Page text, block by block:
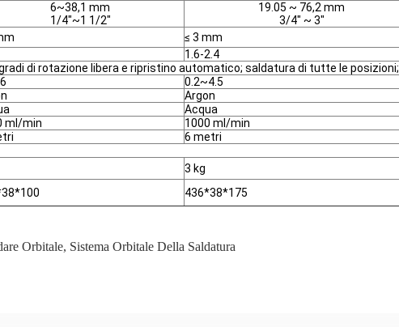
6~38,1 mm
1/4"~1 1/2"
19.05 ~ 76,2 mm
3/4" ~ 3"
≤ 3 mm
1.6-2.4
di rotazione libera e ripristino automatico; saldatura di tutte le posizioni;
0.2~4.5
Argon
Acqua
ml/min 1000 ml/min
6 metri
3 kg
436*38*175
Orbitale, Sistema Orbitale Della Saldatura